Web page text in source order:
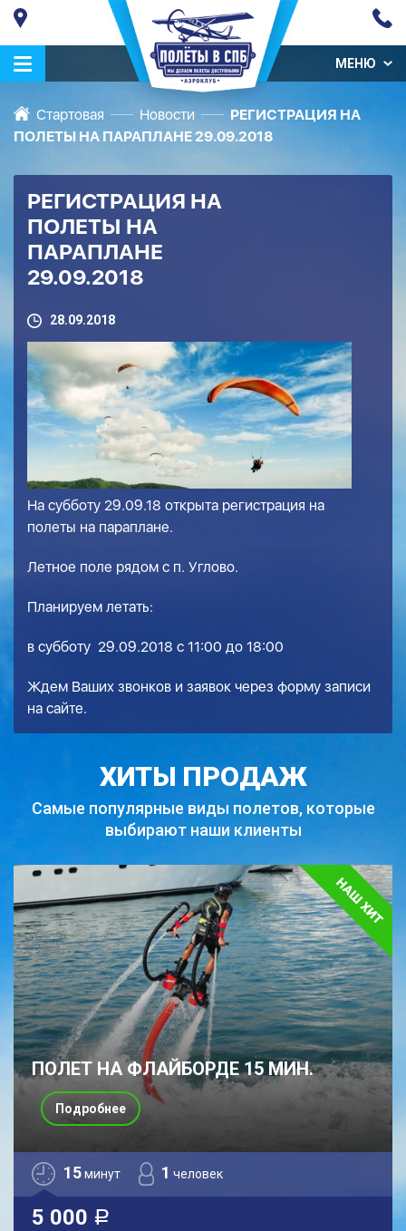
МЕНЮ
Стартовая Новости
РЕГИСТРАЦИЯ НА
ПОЛЕТЫ НА ПАРАПЛАНЕ 29.09.2018
РЕГИСТРАЦИЯ НА
ПОЛЕТЫ НА
ПАРАПЛАНЕ
29.09.2018
28.09.2018
На субботу 29.09.18 открыта регистрация на
полеты на параплане.
Летное поле рядом с п. Углово.
Планируем летать:
в субботу 29.09.2018 с 11:00 до 18:00
Ждем Ваших звонков и заявок через форму записи
на сайте.
ХИТЫ ПРОДАЖ
Самые популярные виды полетов, которые
выбирают наши клиенты
ПОЛЕТ НА ФЛАЙБОРДЕ 15 МИН.
15минут 1 человек
5 000 a
Подробнее